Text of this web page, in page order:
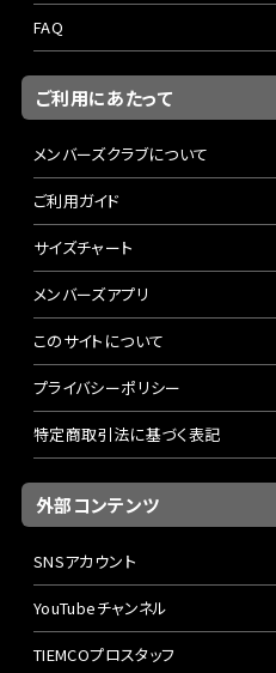
FAQ
ご利用にあたって
メンバーズクラブについて
ご利用ガイド
サイズチャート
メンバーズアプリ
このサイトについて
プライバシーポリシー
特定商取引法に基づく表記
外部コンテンツ
SNSアカウント
YouTubeチャンネル
TIEMCOプロスタッフ